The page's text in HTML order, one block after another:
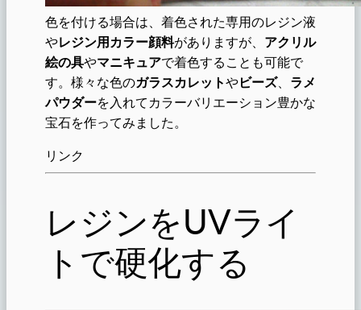
色を付ける場合は、着色された専用のレジン液
やレジン用カラー顔料がありますが、 アクリル
絵の具やマニキュアで着色することも可能で
す。様々な色のガラスカレットやビーズ、 ラメ
パウダーを入れてカラーバリエーション豊かな
宝石を作ってみました。
リンク
レジンをUVライ
トで硬化する